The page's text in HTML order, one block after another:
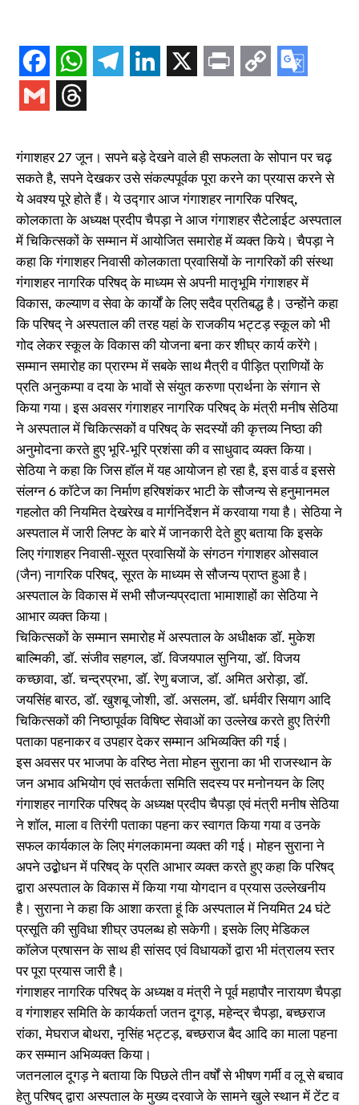
गंगाशहर 27 जून। सपने बड़े देखने वाले ही सफलता के सोपान पर चढ़
सकते है, सपने देखकर उसे संकल्पपूर्वक पूरा करने का प्रयास करने से
ये अवश्य पूरे होते हैं। ये उद्गार आज गंगाशहर नागरिक परिषद्,
कोलकाता के अध्यक्ष प्रदीप चैपड़ा ने आज गंगाशहर सैटेलाईट अस्पताल
में चिकित्सकों के सम्मान में आयोजित समारोह में व्यक्त किये। चैपड़ा ने
कहा कि गंगाशहर निवासी कोलकाता प्रवासियों के नागरिकों की संस्था
गंगाशहर नागरिक परिषद् के माध्यम से अपनी मातृभूमि गंगाशहर में
विकास, कल्याण व सेवा के कार्यों के लिए सदैव प्रतिबद्ध है। उन्होंने कहा
कि परिषद् ने अस्पताल की तरह यहां के राजकीय भट्टड़ स्कूल को भी
गोद लेकर स्कूल के विकास की योजना बना कर शीघ्र कार्य करेंगे।
सम्मान समारोह का प्रारम्भ में सबके साथ मैत्री व पीड़ित प्राणियों के
प्रति अनुकम्पा व दया के भावों से संयुत करुणा प्रार्थना के संगान से
किया गया। इस अवसर गंगाशहर नागरिक परिषद् के मंत्री मनीष सेठिया
ने अस्पताल में चिकित्सकों व परिषद् के सदस्यों की कृत्तव्य निष्ठा की
अनुमोदना करते हुए भूरि-भूरि प्रशंसा की व साधुवाद व्यक्त किया।
सेठिया ने कहा कि जिस हाॅल में यह आयोजन हो रहा है, इस वार्ड व इससे
संलग्न 6 काॅटेज का निर्माण हरिषशंकर भाटी के सौजन्य से हनुमानमल
गहलोत की नियमित देखरेख व मार्गनिर्देशन में करवाया गया है। सेठिया ने
अस्पताल में जारी लिफ्ट के बारे में जानकारी देते हुए बताया कि इसके
लिए गंगाशहर निवासी-सूरत प्रवासियों के संगठन गंगाशहर ओसवाल
(जैन) नागरिक परिषद्, सूरत के माध्यम से सौजन्य प्राप्त हुआ है।
अस्पताल के विकास में सभी सौजन्यप्रदाता भामाशाहों का सेठिया ने
आभार व्यक्त किया।
चिकित्सकों के सम्मान समारोह में अस्पताल के अधीक्षक डाॅ. मुकेश
बाल्मिकी, डाॅ. संजीव सहगल, डाॅ. विजयपाल सुनिया, डाॅ. विजय
कच्छावा, डाॅ. चन्द्रप्रभा, डाॅ. रेणु बजाज, डाॅ. अमित अरोड़ा, डाॅ.
जयसिंह बारठ, डाॅ. खुशबू जोशी, डाॅ. असलम, डाॅ. धर्मवीर सियाग आदि
चिकित्सकों की निष्ठापूर्वक विषिष्ट सेवाओं का उल्लेख करते हुए तिरंगी
पताका पहनाकर व उपहार देकर सम्मान अभिव्यक्ति की गई।
इस अवसर पर भाजपा के वरिष्ठ नेता मोहन सुराना का भी राजस्थान के
जन अभाव अभियोग एवं सतर्कता समिति सदस्य पर मनोनयन के लिए
गंगाशहर नागरिक परिषद् के अध्यक्ष प्रदीप चैपड़ा एवं मंत्री मनीष सेठिया
ने शाॅल, माला व तिरंगी पताका पहना कर स्वागत किया गया व उनके
सफल कार्यकाल के लिए मंगलकामना व्यक्त की गई। मोहन सुराना ने
अपने उद्बोधन में परिषद् के प्रति आभार व्यक्त करते हुए कहा कि परिषद्
द्वारा अस्पताल के विकास में किया गया योगदान व प्रयास उल्लेखनीय
है। सुराना ने कहा कि आशा करता हूं कि अस्पताल में नियमित 24 घंटे
प्रसूति की सुविधा शीघ्र उपलब्ध हो सकेगी। इसके लिए मेडिकल
काॅलेज प्रषासन के साथ ही सांसद एवं विधायकों द्वारा भी मंत्रालय स्तर
पर पूरा प्रयास जारी है।
गंगाशहर नागरिक परिषद् के अध्यक्ष व मंत्री ने पूर्व महापौर नारायण चैपड़ा
व गंगाशहर समिति के कार्यकर्ता जतन दूगड़, महेन्द्र चैपड़ा, बच्छराज
रांका, मेघराज बोथरा, नृसिंह भट्टड़, बच्छराज बैद आदि का माला पहना
कर सम्मान अभिव्यक्त किया।
जतनलाल दूगड़ ने बताया कि पिछले तीन वर्षों से भीषण गर्मी व लू से बचाव
हेतु परिषद् द्वारा अस्पताल के मुख्य दरवाजे के सामने खुले स्थान में टेंट व